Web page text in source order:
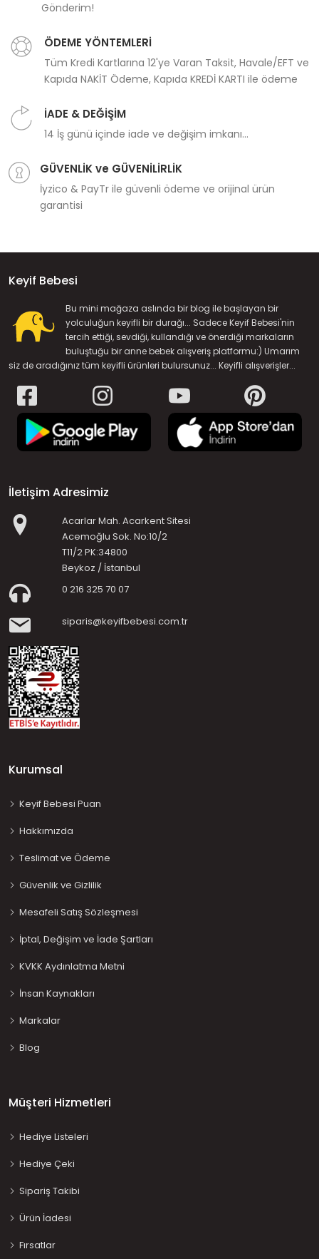
Gönderim!
ÖDEME YÖNTEMLERİ
Tüm Kredi Kartlarına 12'ye Varan Taksit, Havale/EFT ve
Kapıda NAKİT Ödeme, Kapıda KREDİ KARTI ile ödeme
İADE & DEĞİŞİM
14 İş günü içinde iade ve değişim imkanı...
GÜVENLİK ve GÜVENİLİRLİK
İyzico & PayTr ile güvenli ödeme ve orijinal ürün
garantisi
Keyif Bebesi
Bu mini mağaza aslında bir blog ile başlayan bir
yolculuğun keyifli bir durağı... Sadece Keyif Bebesi'nin
tercih ettiği, sevdiği, kullandığı ve önerdiği markaların
buluştuğu bir anne bebek alışveriş platformu:) Umarım
siz de aradığınız tüm keyifli ürünleri bulursunuz... Keyifli alışverişler...
İletişim Adresimiz
Acarlar Mah. Acarkent Sitesi
Acemoğlu Sok. No:10/2
T11/2 PK:34800
Beykoz / İstanbul
0 216 325 70 07
siparis@keyifbebesi.com.tr
Kurumsal
Keyif Bebesi Puan
Hakkımızda
Teslimat ve Ödeme
Güvenlik ve Gizlilik
Mesafeli Satış Sözleşmesi
İptal, Değişim ve İade Şartları
KVKK Aydınlatma Metni
İnsan Kaynakları
Markalar
Blog
Müşteri Hizmetleri
Hediye Listeleri
Hediye Çeki
Sipariş Takibi
Ürün İadesi
Fırsatlar